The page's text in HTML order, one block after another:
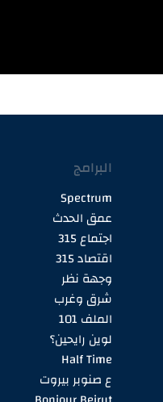
البرامج
Spectrum
عمق الحدث
اجتماع 315
اقتصاد 315
وجهة نظر
شرق وغرب
الملف 101
لوين رايحين؟
Half Time
ع صنوبر بيروت